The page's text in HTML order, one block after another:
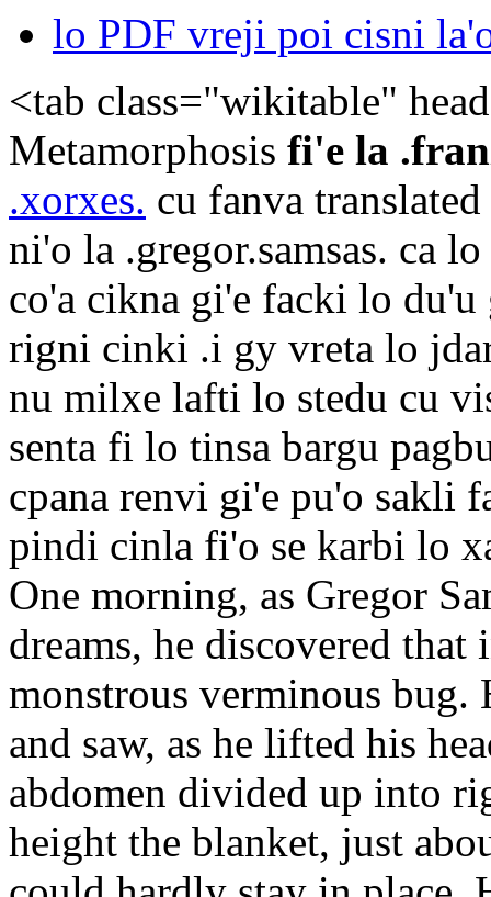
lo PDF vreji poi cisni
<tab class="wikitable"
Metamorphosis fi'e la
.xorxes. cu fanva